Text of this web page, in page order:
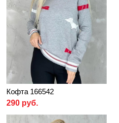
Кофта 166542
290 руб.